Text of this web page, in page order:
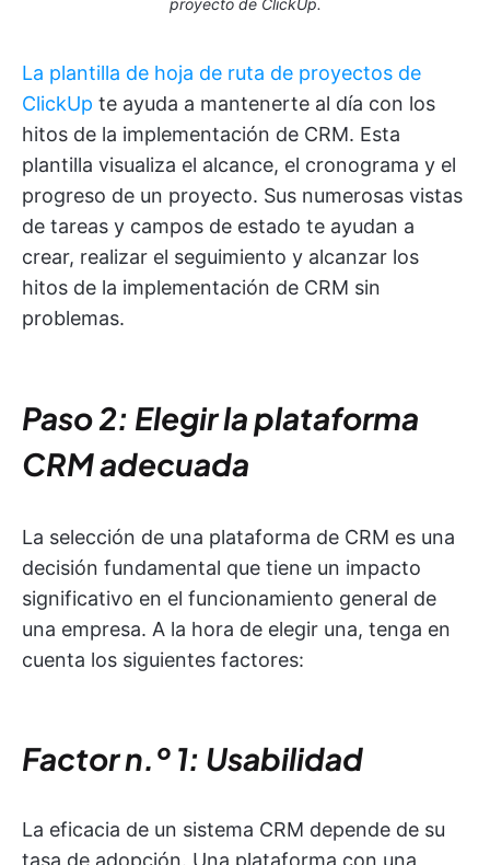
La plantilla de hoja de ruta de proyectos de
ClickUp te ayuda a mantenerte al día con los
hitos de la implementación de CRM. Esta
plantilla visualiza el alcance, el cronograma y el
progreso de un proyecto. Sus numerosas vistas
de tareas y campos de estado te ayudan a
crear, realizar el seguimiento y alcanzar los
hitos de la implementación de CRM sin
problemas.
Paso 2: Elegir la plataforma
CRM adecuada
La selección de una plataforma de CRM es una
decisión fundamental que tiene un impacto
significativo en el funcionamiento general de
una empresa. A la hora de elegir una, tenga en
cuenta los siguientes factores:
Factor n.º 1: Usabilidad
La eficacia de un sistema CRM depende de su
tasa de adopción. Una plataforma con una